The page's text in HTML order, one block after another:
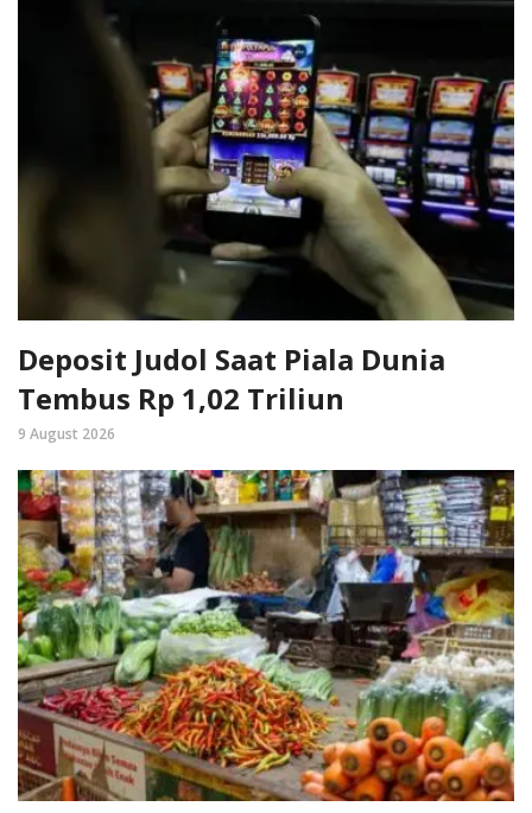
Deposit Judol Saat Piala Dunia
Tembus Rp 1,02 Triliun
9 August 2026